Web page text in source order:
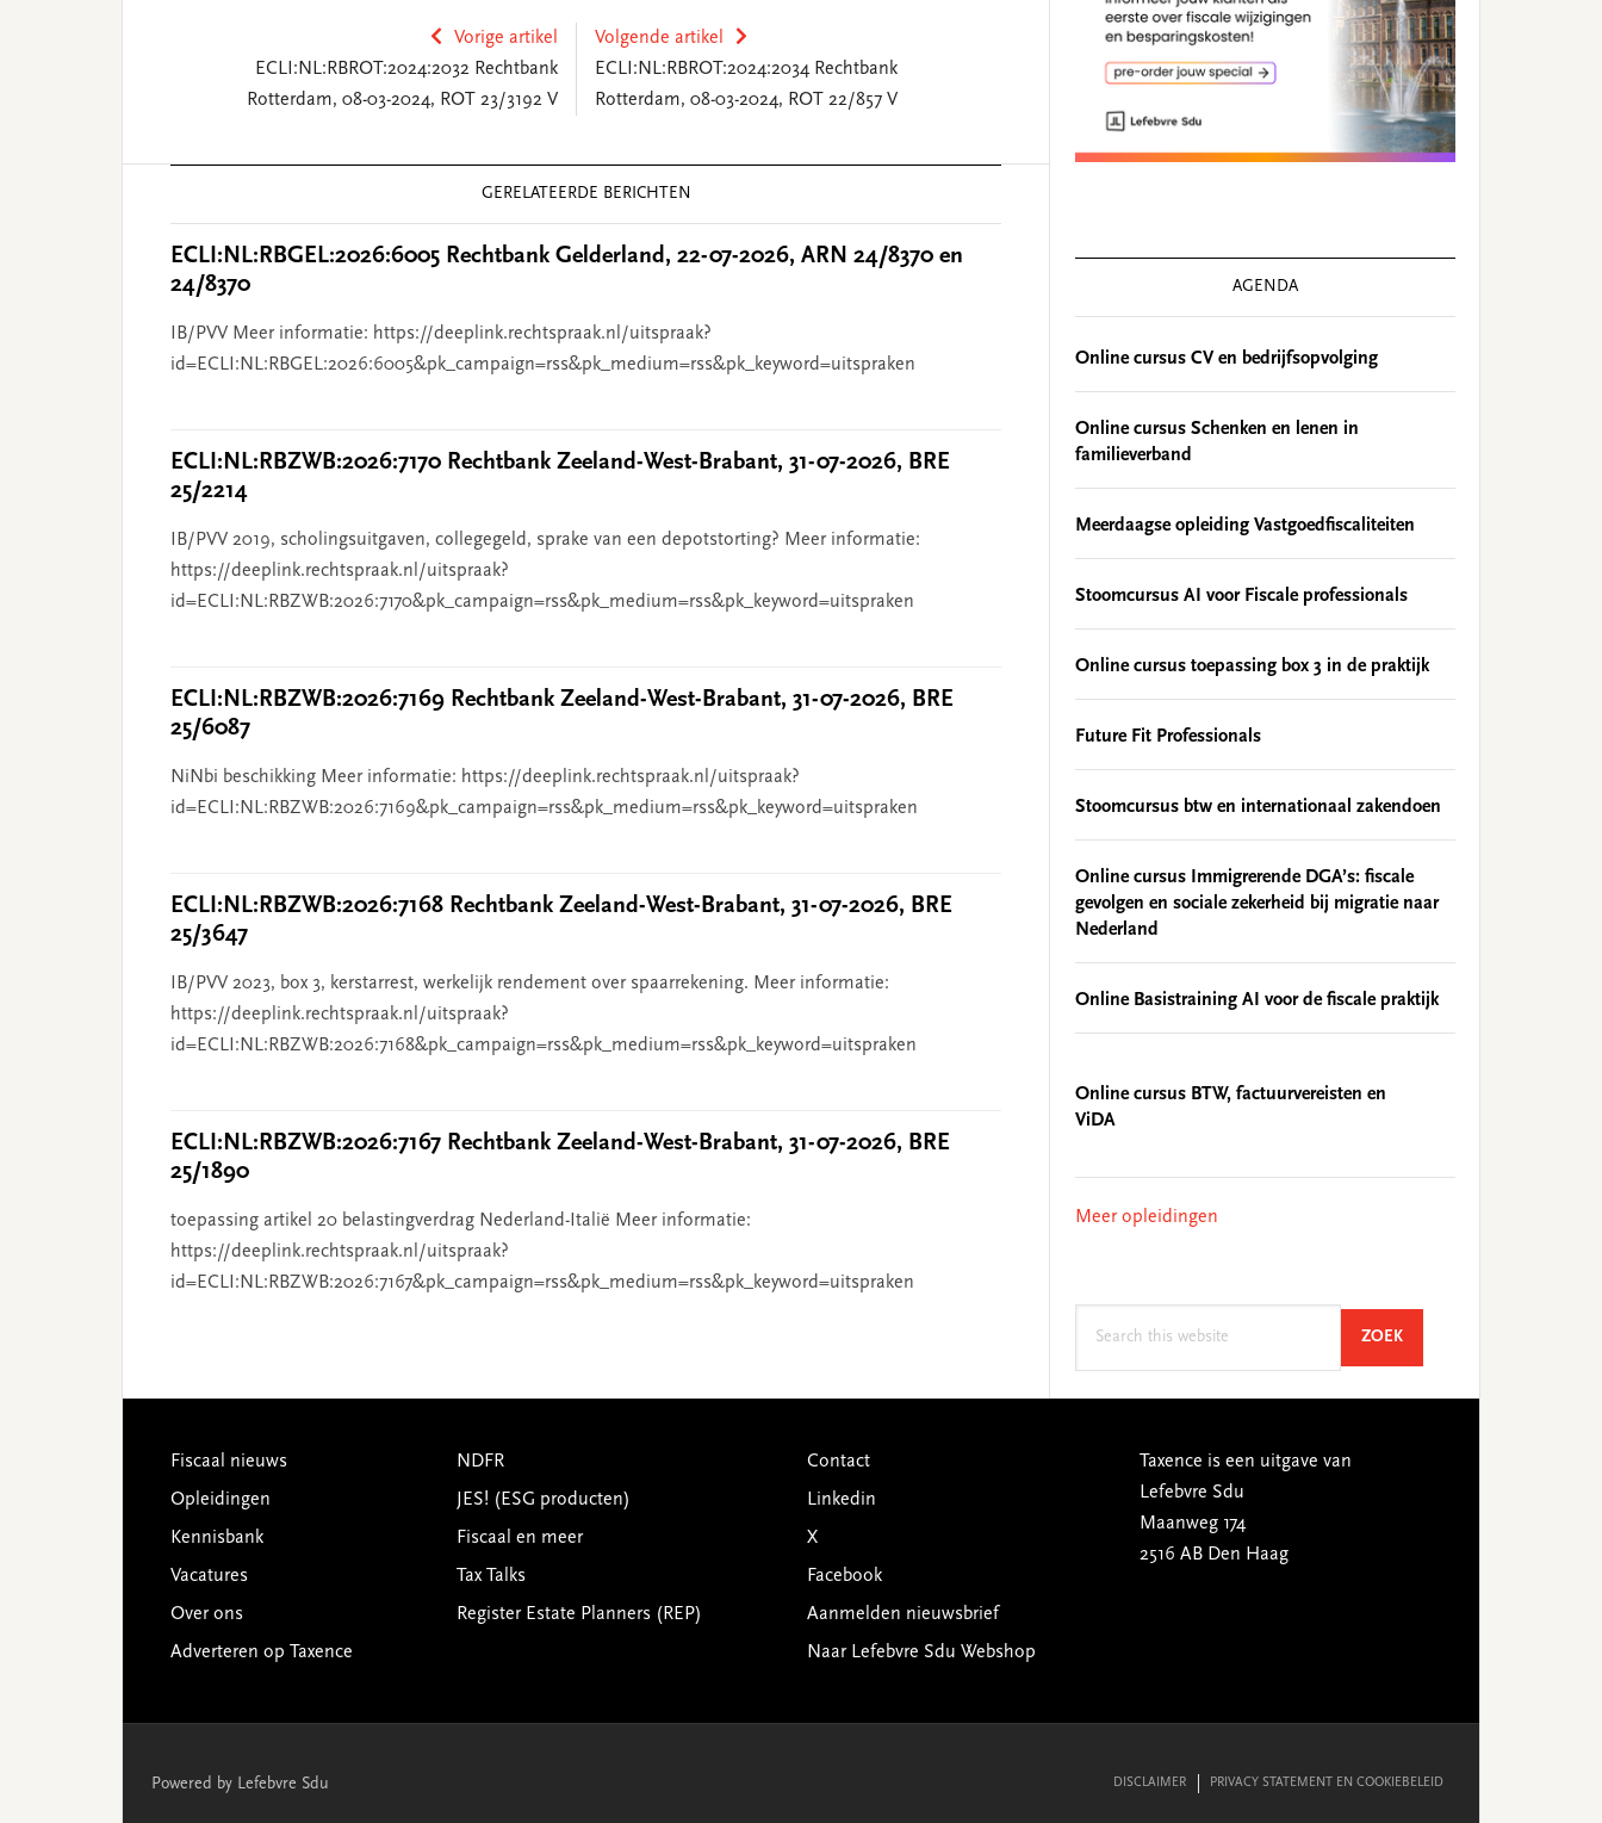
Vorige artikel
ECLI:NL:RBROT:2024:2032 Rechtbank
Rotterdam, 08-03-2024, ROT 23/3192 V
Volgende artikel
ECLI:NL:RBROT:2024:2034 Rechtbank
Rotterdam, 08-03-2024, ROT 22/857 V
GERELATEERDE BERICHTEN
ECLI:NL:RBGEL:2026:6005 Rechtbank Gelderland, 22-07-2026, ARN 24/8370 en
24/8370
IB/PVV Meer informatie: https://deeplink.rechtspraak.nl/uitspraak?
id=ECLI:NL:RBGEL:2026:6005&pk_campaign=rss&pk_medium=rss&pk_keyword=uitspraken
ECLI:NL:RBZWB:2026:7170 Rechtbank Zeeland-West-Brabant, 31-07-2026, BRE
25/2214
IB/PVV 2019, scholingsuitgaven, collegegeld, sprake van een depotstorting? Meer informatie:
https://deeplink.rechtspraak.nl/uitspraak?
id=ECLI:NL:RBZWB:2026:7170&pk_campaign=rss&pk_medium=rss&pk_keyword=uitspraken
ECLI:NL:RBZWB:2026:7169 Rechtbank Zeeland-West-Brabant, 31-07-2026, BRE
25/6087
NiNbi beschikking Meer informatie: https://deeplink.rechtspraak.nl/uitspraak?
id=ECLI:NL:RBZWB:2026:7169&pk_campaign=rss&pk_medium=rss&pk_keyword=uitspraken
ECLI:NL:RBZWB:2026:7168 Rechtbank Zeeland-West-Brabant, 31-07-2026, BRE
25/3647
IB/PVV 2023, box 3, kerstarrest, werkelijk rendement over spaarrekening. Meer informatie:
https://deeplink.rechtspraak.nl/uitspraak?
id=ECLI:NL:RBZWB:2026:7168&pk_campaign=rss&pk_medium=rss&pk_keyword=uitspraken
ECLI:NL:RBZWB:2026:7167 Rechtbank Zeeland-West-Brabant, 31-07-2026, BRE
25/1890
toepassing artikel 20 belastingverdrag Nederland-Italië Meer informatie:
https://deeplink.rechtspraak.nl/uitspraak?
id=ECLI:NL:RBZWB:2026:7167&pk_campaign=rss&pk_medium=rss&pk_keyword=uitspraken
AGENDA
Online cursus CV en bedrijfsopvolging
Online cursus Schenken en lenen in
familieverband
Meerdaagse opleiding Vastgoedfiscaliteiten
Stoomcursus AI voor Fiscale professionals
Online cursus toepassing box 3 in de praktijk
Future Fit Professionals
Stoomcursus btw en internationaal zakendoen
Online cursus Immigrerende DGA’s: fiscale
gevolgen en sociale zekerheid bij migratie naar
Nederland
Online Basistraining AI voor de fiscale praktijk
Online cursus BTW, factuurvereisten en
ViDA
Meer opleidingen
ZOEKSEARCH
Footer
Fiscaal nieuws
Opleidingen
Kennisbank
Vacatures
Over ons
Adverteren op Taxence
NDFR
JES! (ESG producten)
Fiscaal en meer
Tax Talks
Register Estate Planners (REP)
Contact
Linkedin
X
Facebook
Aanmelden nieuwsbrief
Naar Lefebvre Sdu Webshop
Taxence is een uitgave van
Lefebvre Sdu
Maanweg 174
2516 AB Den Haag
Powered by Lefebvre Sdu DISCLAIMER PRIVACY STATEMENT EN COOKIEBELEID